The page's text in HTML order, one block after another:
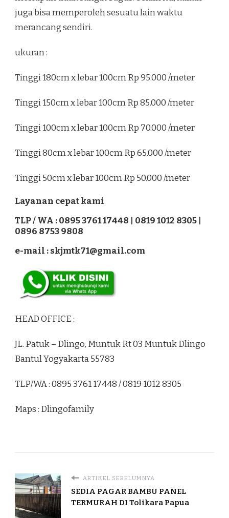
juga bisa memperoleh sesuatu lain waktu
merancang sendiri.
ukuran :
Tinggi 180cm x lebar 100cm Rp 95.000 /meter
Tinggi 150cm x lebar 100cm Rp 85.000 /meter
Tinggi 100cm x lebar 100cm Rp 70.000 /meter
Tinggi 80cm x lebar 100cm Rp 65.000 /meter
Tinggi 50cm x lebar 100cm Rp 50.000 /meter
Layanan cepat kami
TLP / WA : 0895 3761 17448 | 0819 1012 8305 |
0896 8753 9808
e-mail : skjmtk71@gmail.com
HEAD OFFICE :
JL. Patuk – Dlingo, Muntuk Rt 03 Muntuk Dlingo
Bantul Yogyakarta 55783
TLP/WA : 0895 3761 17448 / 0819 1012 8305
Maps : Dlingofamily
ARTIKEL SEBELUMNYA
SEDIA PAGAR BAMBU PANEL
TERMURAH DI Tolikara Papua